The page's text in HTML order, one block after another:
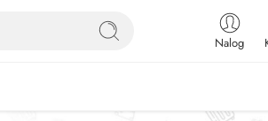
Nalog